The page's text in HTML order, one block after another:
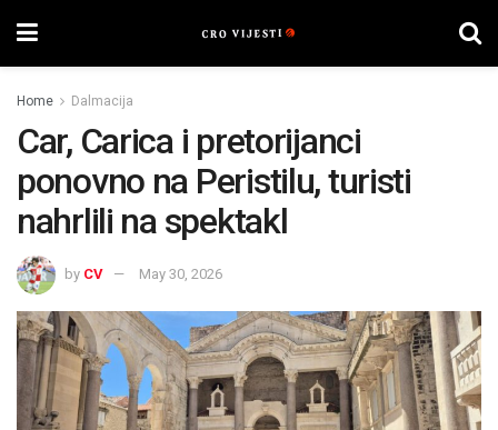
Home Dalmacija
Car, Carica i pretorijanci
ponovno na Peristilu, turisti
nahrlili na spektakl
by CV May 30, 2026